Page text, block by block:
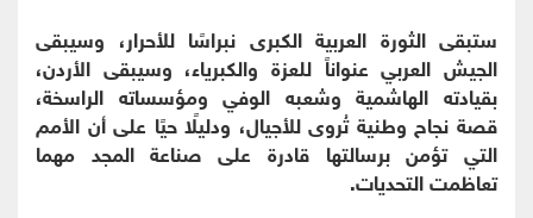
ستبقى الثورة العربية الكبرى نبراسًا للأحرار، وسيبقى
الجيش العربي عنواناً للعزة والكبرياء، وسيبقى الأردن،
بقيادته الهاشمية وشعبه الوفي ومؤسساته الراسخة،
قصة نجاح وطنية تُروى للأجيال، ودليلًا حيًا على أن الأمم
التي تؤمن برسالتها قادرة على صناعة المجد مهما
تعاظمت التحديات.